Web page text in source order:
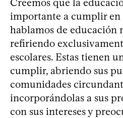
importante a cumplir en
hablamos de educación
refiriendo
escolares. Estas tienen
cumplir, abriendo sus
comunidades
incorporándolas a sus
con sus intereses y